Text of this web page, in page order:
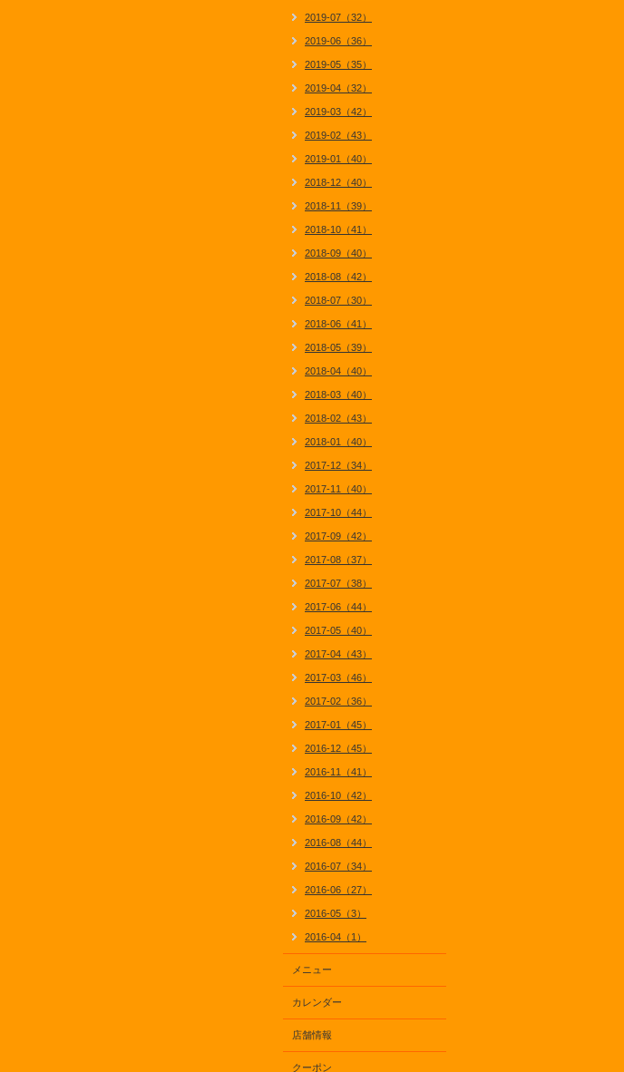
2019-07（32）
2019-06（36）
2019-05（35）
2019-04（32）
2019-03（42）
2019-02（43）
2019-01（40）
2018-12（40）
2018-11（39）
2018-10（41）
2018-09（40）
2018-08（42）
2018-07（30）
2018-06（41）
2018-05（39）
2018-04（40）
2018-03（40）
2018-02（43）
2018-01（40）
2017-12（34）
2017-11（40）
2017-10（44）
2017-09（42）
2017-08（37）
2017-07（38）
2017-06（44）
2017-05（40）
2017-04（43）
2017-03（46）
2017-02（36）
2017-01（45）
2016-12（45）
2016-11（41）
2016-10（42）
2016-09（42）
2016-08（44）
2016-07（34）
2016-06（27）
2016-05（3）
2016-04（1）
メニュー
カレンダー
店舗情報
クーポン